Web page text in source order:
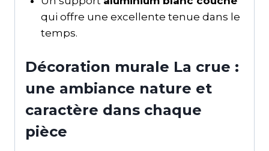
qui offre une excellente tenue dans le
temps.
Décoration murale La crue :
une ambiance nature et
caractère dans chaque
pièce